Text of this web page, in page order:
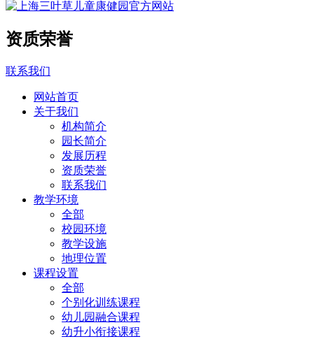
资质荣誉
联系我们
网站首页
关于我们
机构简介
园长简介
发展历程
资质荣誉
联系我们
教学环境
全部
校园环境
教学设施
地理位置
课程设置
全部
个别化训练课程
幼儿园融合课程
幼升小衔接课程